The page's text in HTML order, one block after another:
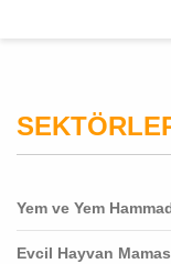
Yem ve Yem
Evcil Hayvan